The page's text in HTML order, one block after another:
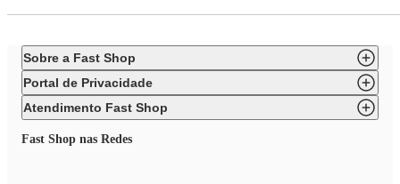
Sobre a Fast Shop
Portal de Privacidade
Atendimento Fast Shop
Fast Shop nas Redes